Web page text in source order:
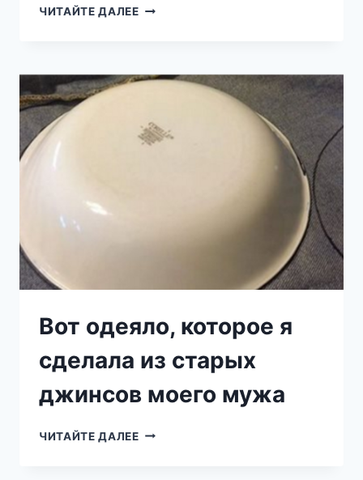
ЧИТАЙТЕ ДАЛЕЕТАКИЕ
В
ПАРУ
НАДРЕЗОВ,
Вот одеяло, которое я
сделала из старых
джинсов моего мужа
ЧИТАЙТЕ ДАЛЕЕВОТ